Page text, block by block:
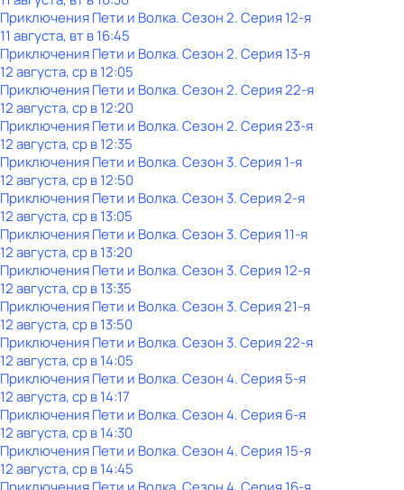
Приключения Пети и Волка. Сезон 2. Серия 12-я
11 августа, вт в 16:45
Приключения Пети и Волка. Сезон 2. Серия 13-я
12 августа, ср в 12:05
Приключения Пети и Волка. Сезон 2. Серия 22-я
12 августа, ср в 12:20
Приключения Пети и Волка. Сезон 2. Серия 23-я
12 августа, ср в 12:35
Приключения Пети и Волка. Сезон 3. Серия 1-я
12 августа, ср в 12:50
Приключения Пети и Волка. Сезон 3. Серия 2-я
12 августа, ср в 13:05
Приключения Пети и Волка. Сезон 3. Серия 11-я
12 августа, ср в 13:20
Приключения Пети и Волка. Сезон 3. Серия 12-я
12 августа, ср в 13:35
Приключения Пети и Волка. Сезон 3. Серия 21-я
12 августа, ср в 13:50
Приключения Пети и Волка. Сезон 3. Серия 22-я
12 августа, ср в 14:05
Приключения Пети и Волка. Сезон 4. Серия 5-я
12 августа, ср в 14:17
Приключения Пети и Волка. Сезон 4. Серия 6-я
12 августа, ср в 14:30
Приключения Пети и Волка. Сезон 4. Серия 15-я
12 августа, ср в 14:45